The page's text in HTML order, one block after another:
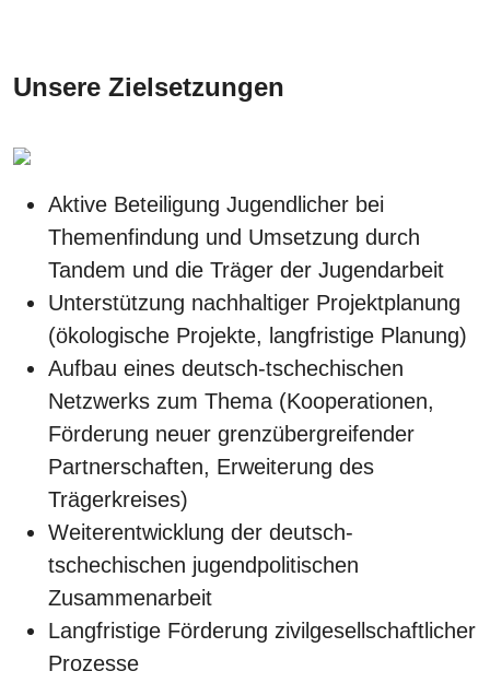
Unsere Zielsetzungen
Aktive Beteiligung Jugendlicher bei
Themenfindung und Umsetzung durch
Tandem und die Träger der Jugendarbeit
Unterstützung nachhaltiger Projektplanung
(ökologische Projekte, langfristige Planung)
Aufbau eines deutsch-tschechischen
Netzwerks zum Thema (Kooperationen,
Förderung neuer grenzübergreifender
Partnerschaften, Erweiterung des
Trägerkreises)
Weiterentwicklung der deutsch-
tschechischen jugendpolitischen
Zusammenarbeit
Langfristige Förderung zivilgesellschaftlicher
Prozesse